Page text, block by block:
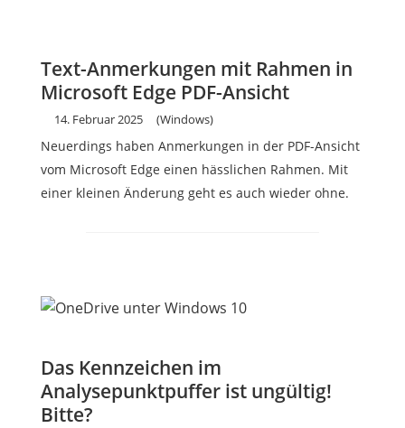
Text-Anmerkungen mit Rahmen in
Microsoft Edge PDF-Ansicht
14. Februar 2025 (Windows)
Neuerdings haben Anmerkungen in der PDF-Ansicht
vom Microsoft Edge einen hässlichen Rahmen. Mit
einer kleinen Änderung geht es auch wieder ohne.
Das Kennzeichen im
Analysepunktpuffer ist ungültig!
Bitte?